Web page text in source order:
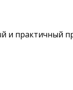
практичный